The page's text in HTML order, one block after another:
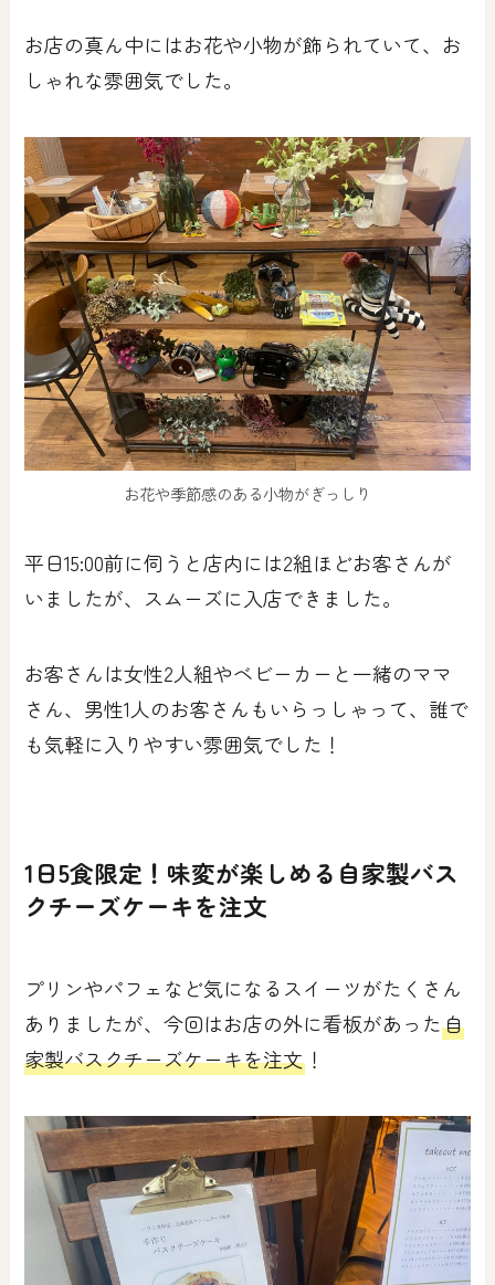
お店の真ん中にはお花や小物が飾られていて、お
しゃれな雰囲気でした。
お花や季節感のある小物がぎっしり
平日15:00前に伺うと店内には2組ほどお客さんが
いましたが、スムーズに入店できました。
お客さんは女性2人組やベビーカーと一緒のママ
さん、男性1人のお客さんもいらっしゃって、誰で
も気軽に入りやすい雰囲気でした！
1日5食限定！味変が楽しめる自家製バス
クチーズケーキを注文
プリンやパフェなど気になるスイーツがたくさん
ありましたが、今回はお店の外に看板があった自
家製バスクチーズケーキを注文 ！